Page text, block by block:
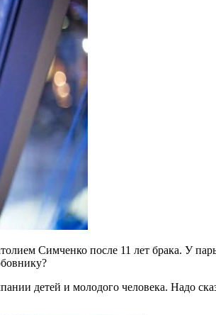
Симченко после 11 лет брака. У
детей и молодого человека. Надо